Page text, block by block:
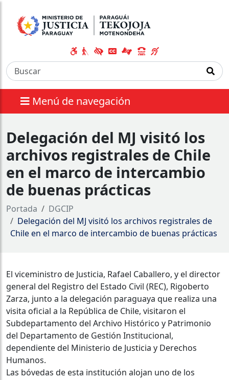
Menú de navegación
Delegación del MJ visitó los
archivos registrales de Chile
en el marco de intercambio
de buenas prácticas
Portada
DGCIP
Delegación del MJ visitó los archivos registrales de
Chile en el marco de intercambio de buenas prácticas
El viceministro de Justicia, Rafael Caballero, y el director
general del Registro del Estado Civil (REC), Rigoberto
Zarza, junto a la delegación paraguaya que realiza una
visita oficial a la República de Chile, visitaron el
Subdepartamento del Archivo Histórico y Patrimonio
del Departamento de Gestión Institucional,
dependiente del Ministerio de Justicia y Derechos
Humanos.
Las bóvedas de esta institución alojan uno de los